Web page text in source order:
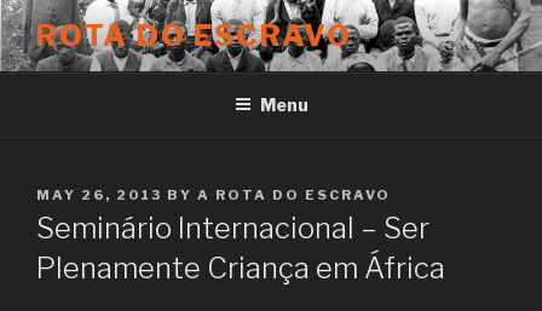
Skip
to
content
ROTA DO ESCRAVO
Menu
POSTED
ON
MAY 26, 2013 BY A ROTA DO ESCRAVO
Seminário Internacional – Ser
Plenamente Criança em África